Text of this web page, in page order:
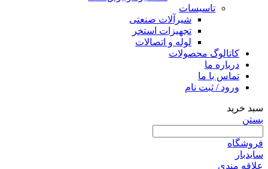
تاسیسات
شیرآلات صنعتی
تجهیزات استخر
لوله و اتصالات
کاتالوگ محصولات
درباره ما
تماس با ما
ورود / ثبت نام
سبد خرید
بستن
فروشگاه
سایدبار
علاقه مندی